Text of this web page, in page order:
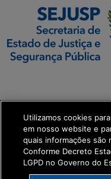
get_footer();
Utilizamos cookies
em nosso website e
quais informações são
Conforme Decreto
LGPD no Governo do